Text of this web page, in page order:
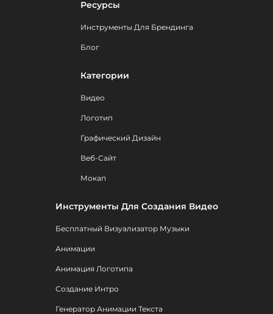
Ресурсы
Инструменты Для Брендинга
Блог
Категории
Видео
Логотип
Графический Дизайн
Веб-Сайт
Мокап
Инструменты Для Создания Видео
Бесплатный Визуализатор Музыки
Анимации
Анимация Логотипа
Создание Интро
Генератор Анимации Текста